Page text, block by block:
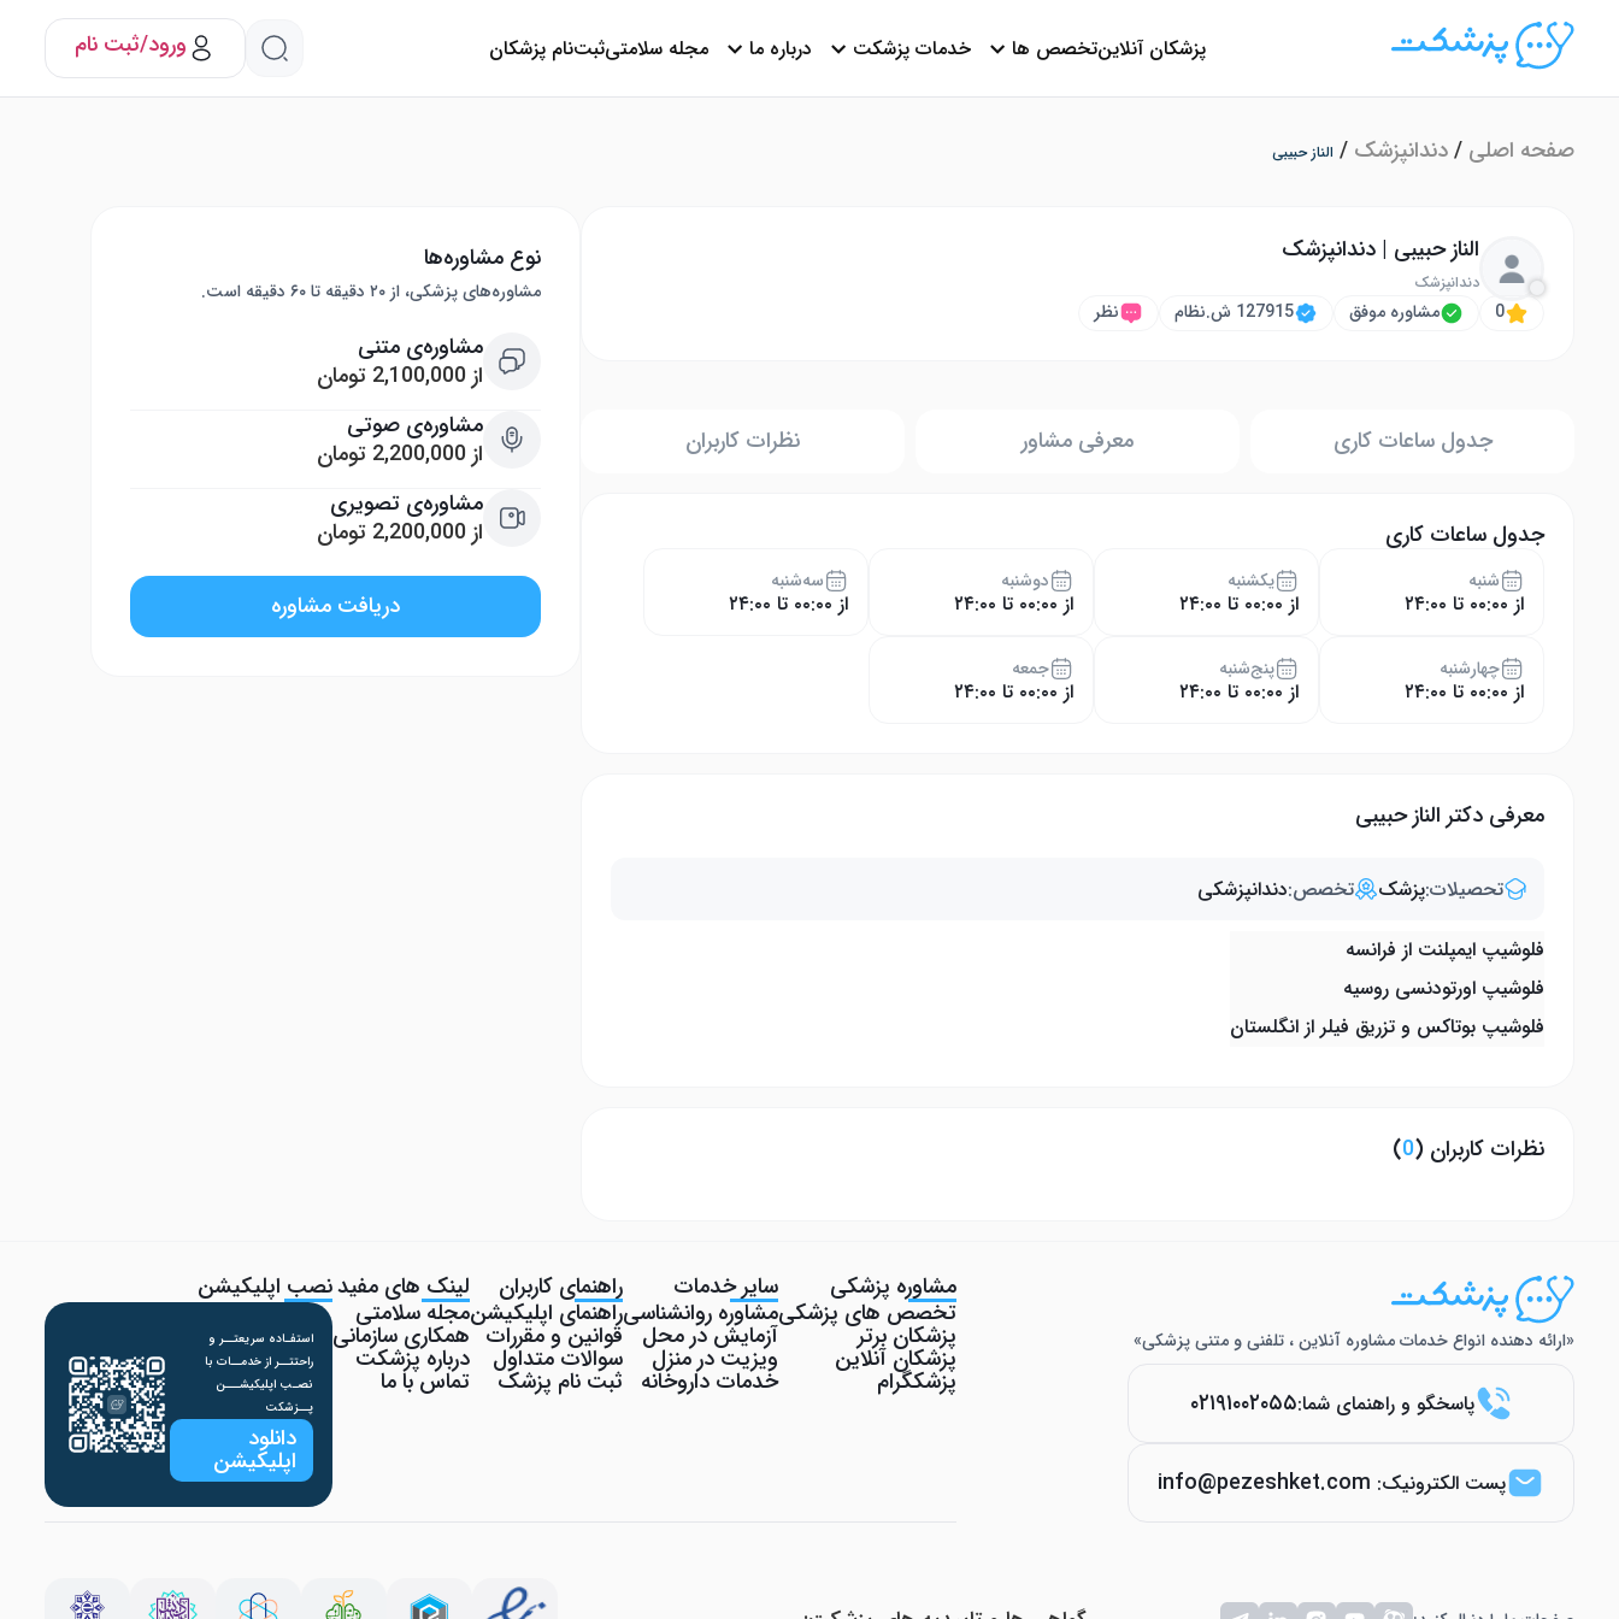
پزشکان آنلاینتخصص ها خدمات پزشکت درباره ما مجله سلامتیثبت‌نام پزشکان ورود/ثبت نام
صفحه اصلی /دندانپزشک / الناز حبیبی
الناز حبیبی | دندانپزشک
دندانپزشک
0 مشاوره موفق 127915 ش.نظام نظر
جدول ساعات کاری معرفی مشاور نظرات کاربران
جدول ساعات کاری
شنبه
از ۰۰:۰۰ تا ۲۴:۰۰
یکشنبه
از ۰۰:۰۰ تا ۲۴:۰۰
دوشنبه
از ۰۰:۰۰ تا ۲۴:۰۰
سه‌شنبه
از ۰۰:۰۰ تا ۲۴:۰۰
چهار‌شنبه
از ۰۰:۰۰ تا ۲۴:۰۰
پنج‌شنبه
از ۰۰:۰۰ تا ۲۴:۰۰
جمعه
از ۰۰:۰۰ تا ۲۴:۰۰
معرفی دکتر الناز حبیبی
تحصیلات:پزشک تخصص:دندانپزشکی
فلوشیپ ایمپلنت از فرانسه
فلوشیپ اورتودنسی روسیه
فلوشیپ بوتاکس و تزریق فیلر از انگلستان
نظرات کاربران (0
)
نوع مشاوره‌ها
مشاوره‌های پزشکی، از ۲۰ دقیقه تا ۶۰ دقیقه است.
مشاوره‌ی متنی
از 2,100,000 تومان
مشاوره‌ی صوتی
از 2,200,000 تومان
مشاوره‌ی تصویری
از 2,200,000 تومان
دریافت مشاوره
«ارائه دهنده انواع خدمات مشاوره آنلاین ، تلفنی و متنی پزشکی»
پاسخگو و راهنمای شما:۰۲۱۹۱۰۰۲۰۵۵
پست الکترونیک: info@pezeshket.com
مشاوره پزشکی
تخصص های پزشکی
پزشکان برتر
پزشکان آنلاین
پزشکگرام
سایر خدمات
مشاوره روانشناسی
آزمایش در محل
ویزیت در منزل
خدمات داروخانه
راهنمای کاربران
راهنمای اپلیکیشن
قوانین و مقررات
سوالات متداول
ثبت نام پزشک
لینک های مفید
مجله سلامتی
همکاری سازمانی
درباره پزشکت
تماس با ما
نصب اپلیکیشن
استفـاده سریعتــر و
راحتتــر از خدمــات با
نصـب اپلیکیشـــن
پــزشکت
دانلود
اپلیکیشن